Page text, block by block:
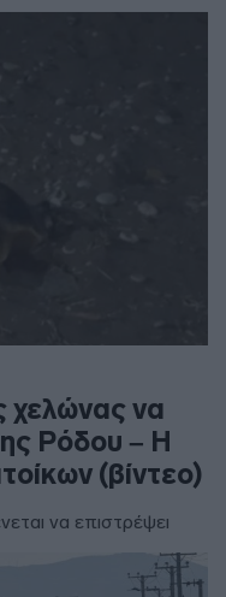
χελώνας να
Ρόδου – Η
(βίντεο)
να επιστρέψει